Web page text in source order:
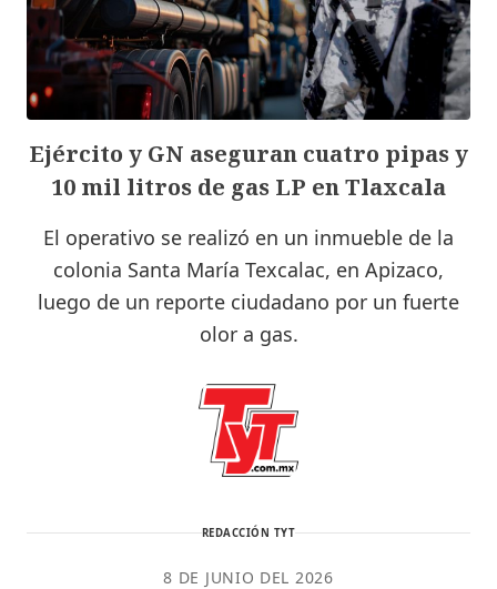
Ejército y GN aseguran cuatro pipas y
10 mil litros de gas LP en Tlaxcala
El operativo se realizó en un inmueble de la
colonia Santa María Texcalac, en Apizaco,
luego de un reporte ciudadano por un fuerte
olor a gas.
REDACCIÓN TYT
8 DE JUNIO DEL 2026